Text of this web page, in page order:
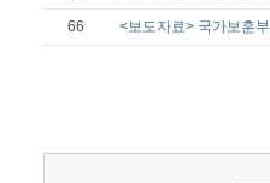
66 <보도자료> 국가보훈